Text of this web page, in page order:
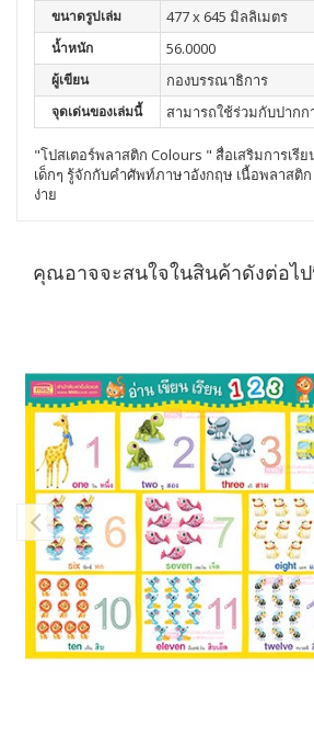
ขนาดรูปเล่ม 477 x 645 มิลลิเมตร
น้ำหนัก 56.0000
ผู้เขียน กองบรรณาธิการ
จุดเด่นของเล่มนี้ สามารถใช้ร่วมกับปากก
"โปสเตอร์พลาสติก Colours " สื่อเสริมการเรี
เด็กๆ รู้จักกับคำศัพท์ภาษาอังกฤษ เนื้อพลาส
ง่าย
คุณอาจจะสนใจในสินค้าดังต่อไ